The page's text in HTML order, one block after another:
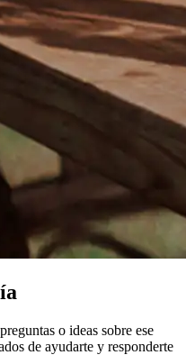
o ideas sobre ese
de ayudarte y responderte